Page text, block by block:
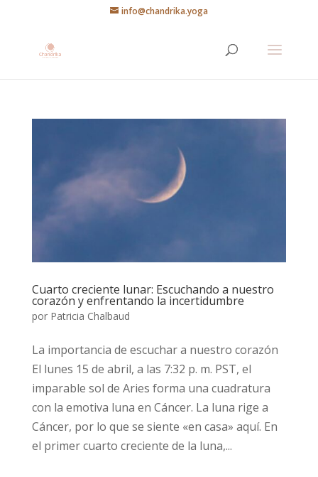
info@chandrika.yoga
Cuarto creciente lunar: Escuchando a nuestro
corazón y enfrentando la incertidumbre
por Patricia Chalbaud
La importancia de escuchar a nuestro corazón
El lunes 15 de abril, a las 7:32 p. m. PST, el
imparable sol de Aries forma una cuadratura
con la emotiva luna en Cáncer. La luna rige a
Cáncer, por lo que se siente «en casa» aquí. En
el primer cuarto creciente de la luna,...